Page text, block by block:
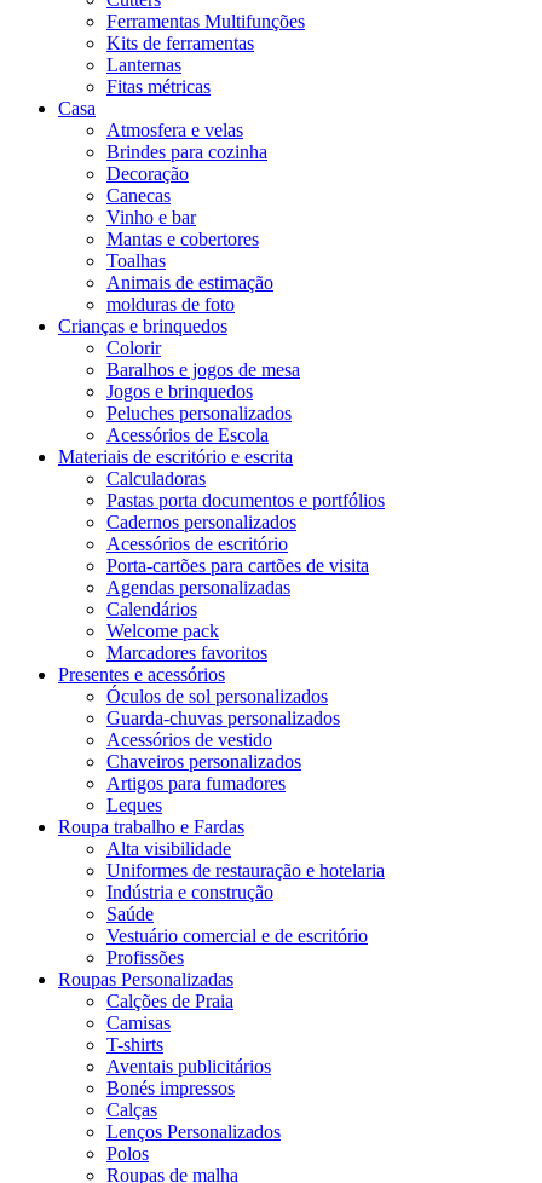
Ferramentas Multifunções
Kits de ferramentas
Lanternas
Fitas métricas
Casa
Atmosfera e velas
Brindes para cozinha
Decoração
Canecas
Vinho e bar
Mantas e cobertores
Toalhas
Animais de estimação
molduras de foto
Crianças e brinquedos
Colorir
Baralhos e jogos de mesa
Jogos e brinquedos
Peluches personalizados
Acessórios de Escola
Materiais de escritório e escrita
Calculadoras
Pastas porta documentos e portfólios
Cadernos personalizados
Acessórios de escritório
Porta-cartões para cartões de visita
Agendas personalizadas
Calendários
Welcome pack
Marcadores favoritos
Presentes e acessórios
Óculos de sol personalizados
Guarda-chuvas personalizados
Acessórios de vestido
Chaveiros personalizados
Artigos para fumadores
Leques
Roupa trabalho e Fardas
Alta visibilidade
Uniformes de restauração e hotelaria
Indústria e construção
Saúde
Vestuário comercial e de escritório
Profissões
Roupas Personalizadas
Calções de Praia
Camisas
T-shirts
Aventais publicitários
Bonés impressos
Calças
Lenços Personalizados
Polos
Roupas de malha